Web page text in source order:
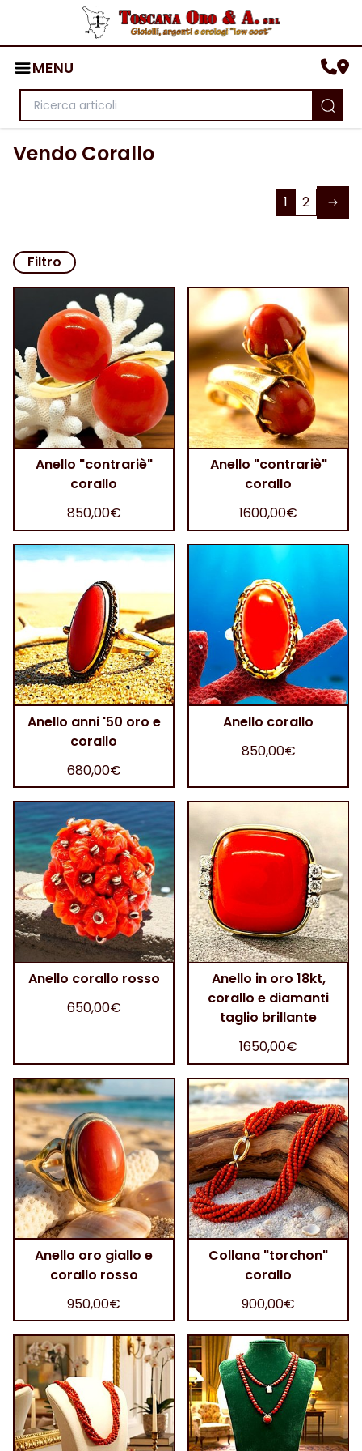
MENU
Vendo Corallo
1 2
Filtro
Anello "contrariè"
corallo
850,00€
Anello "contrariè"
corallo
1600,00€
Anello anni '50 oro e
corallo
680,00€
Anello corallo
850,00€
Anello corallo rosso
650,00€
Anello in oro 18kt,
corallo e diamanti
taglio brillante
1650,00€
Anello oro giallo e
corallo rosso
950,00€
Collana "torchon"
corallo
900,00€